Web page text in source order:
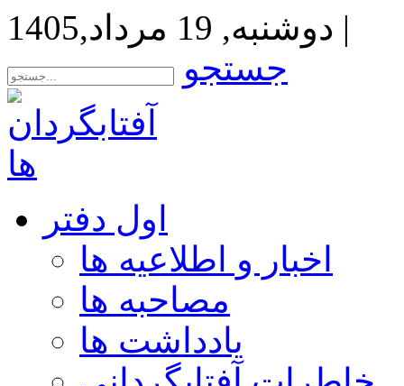
دوشنبه, 19 مرداد,1405 |
جستجو
اول دفتر
اخبار و اطلاعیه ها
مصاحبه ها
یادداشت ها